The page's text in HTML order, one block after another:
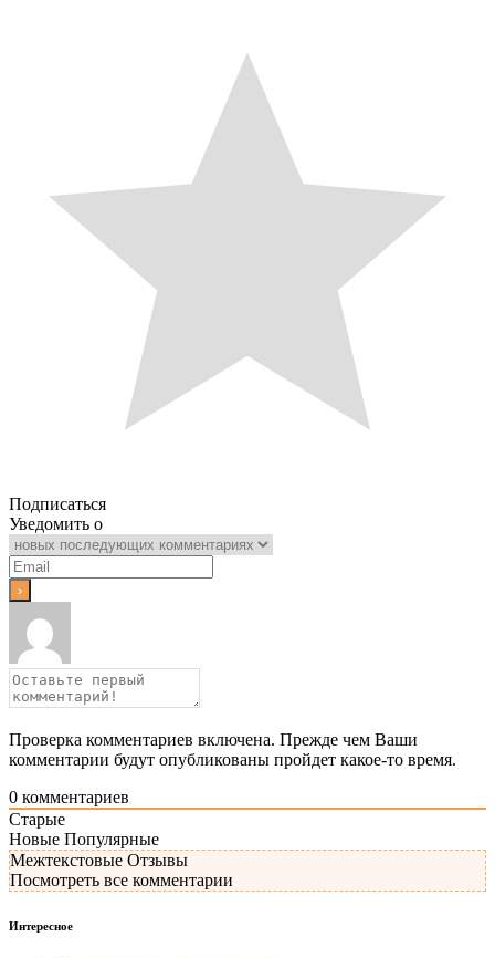
Подписаться
Уведомить о
Проверка комментариев включена. Прежде чем Ваши
комментарии будут опубликованы пройдет какое-то время.
0 комментариев
Старые
Новые Популярные
Межтекстовые Отзывы
Посмотреть все комментарии
Интересное